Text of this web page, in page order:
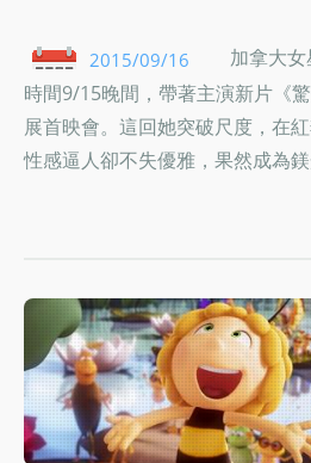
2015/09/16
加拿大
時間9/15晚間，帶著主演新片《
展首映會。這回她突破尺度，在
性感逼人卻不失優雅，果然成為鎂